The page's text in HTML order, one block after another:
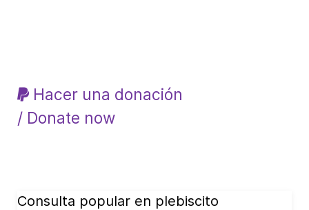
Hacer una donación
/ Donate now
Consulta popular en plebiscito